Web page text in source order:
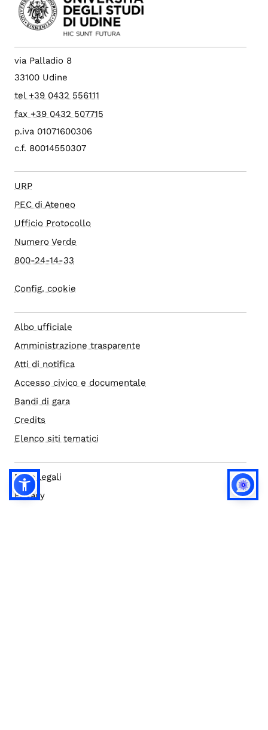
via Palladio 8
33100 Udine
tel +39 0432 556111
fax +39 0432 507715
p.iva 01071600306
c.f. 80014550307
URP
PEC di Ateneo
Ufficio Protocollo
Numero Verde
800-24-14-33
Config. cookie
Albo ufficiale
Amministrazione trasparente
Atti di notifica
Accesso civico e documentale
Bandi di gara
Credits
Elenco siti tematici
Note legali
Privacy